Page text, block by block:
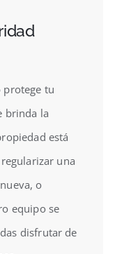
protege tu
brinda la
está
una
o
equipo se
disfrutar de